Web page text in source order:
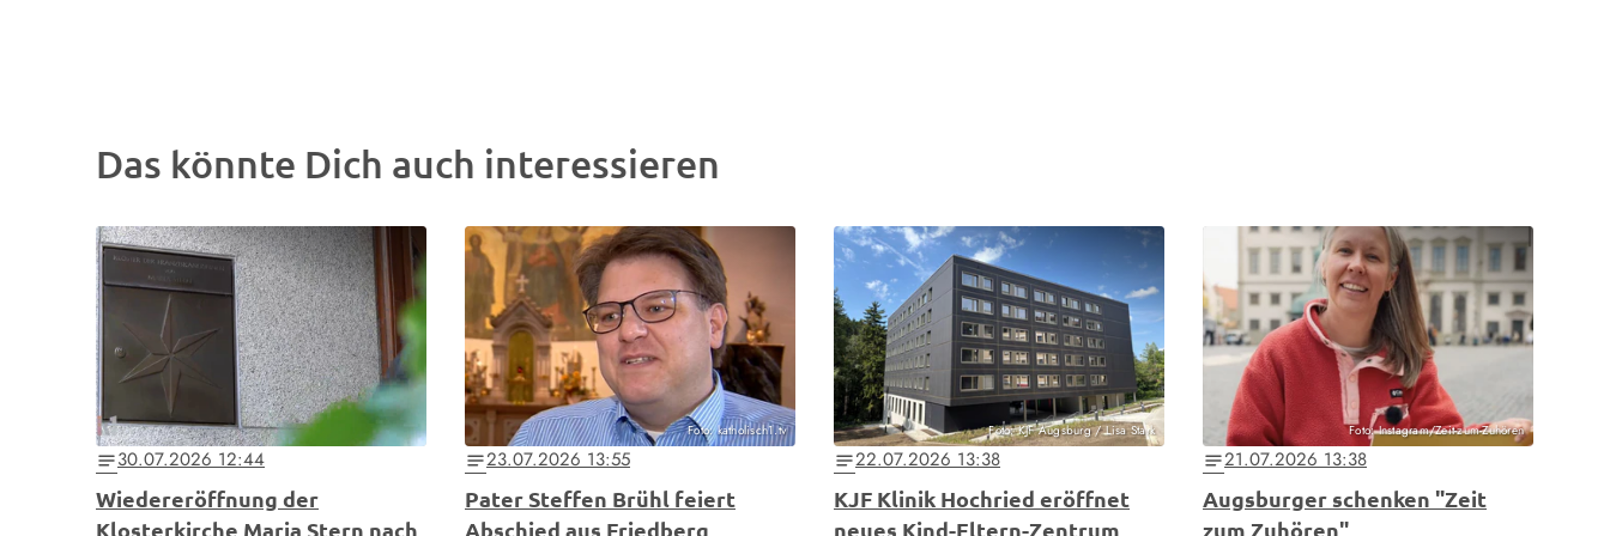
Das könnte Dich auch interessieren
notes30.07.2026 12:44
Wiedereröffnung der
Klosterkirche Maria Stern nach
Foto: katholisch1.tv
notes23.07.2026 13:55
Pater Steffen Brühl feiert
Abschied aus Friedberg
Foto: KJF Augsburg / Lisa Stark
notes22.07.2026 13:38
KJF Klinik Hochried eröffnet
neues Kind-Eltern-Zentrum
Foto: Instagram/Zeit-zum-Zuhören
notes21.07.2026 13:38
Augsburger schenken "Zeit
zum Zuhören"